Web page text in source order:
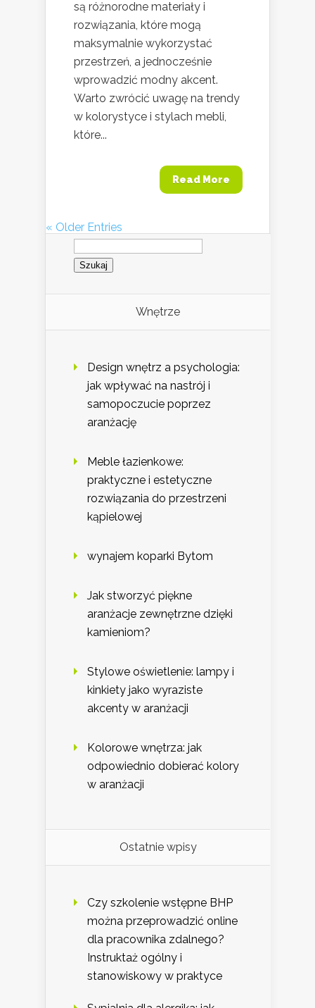
są różnorodne materiały i
rozwiązania, które mogą
maksymalnie wykorzystać
przestrzeń, a jednocześnie
wprowadzić modny akcent.
Warto zwrócić uwagę na trendy
w kolorystyce i stylach mebli,
które...
Read More
« Older Entries
Szukaj:
Wnętrze
Design wnętrz a psychologia:
jak wpływać na nastrój i
samopoczucie poprzez
aranżację
Meble łazienkowe:
praktyczne i estetyczne
rozwiązania do przestrzeni
kąpielowej
wynajem koparki Bytom
Jak stworzyć piękne
aranżacje zewnętrzne dzięki
kamieniom?
Stylowe oświetlenie: lampy i
kinkiety jako wyraziste
akcenty w aranżacji
Kolorowe wnętrza: jak
odpowiednio dobierać kolory
w aranżacji
Ostatnie wpisy
Czy szkolenie wstępne BHP
można przeprowadzić online
dla pracownika zdalnego?
Instruktaż ogólny i
stanowiskowy w praktyce